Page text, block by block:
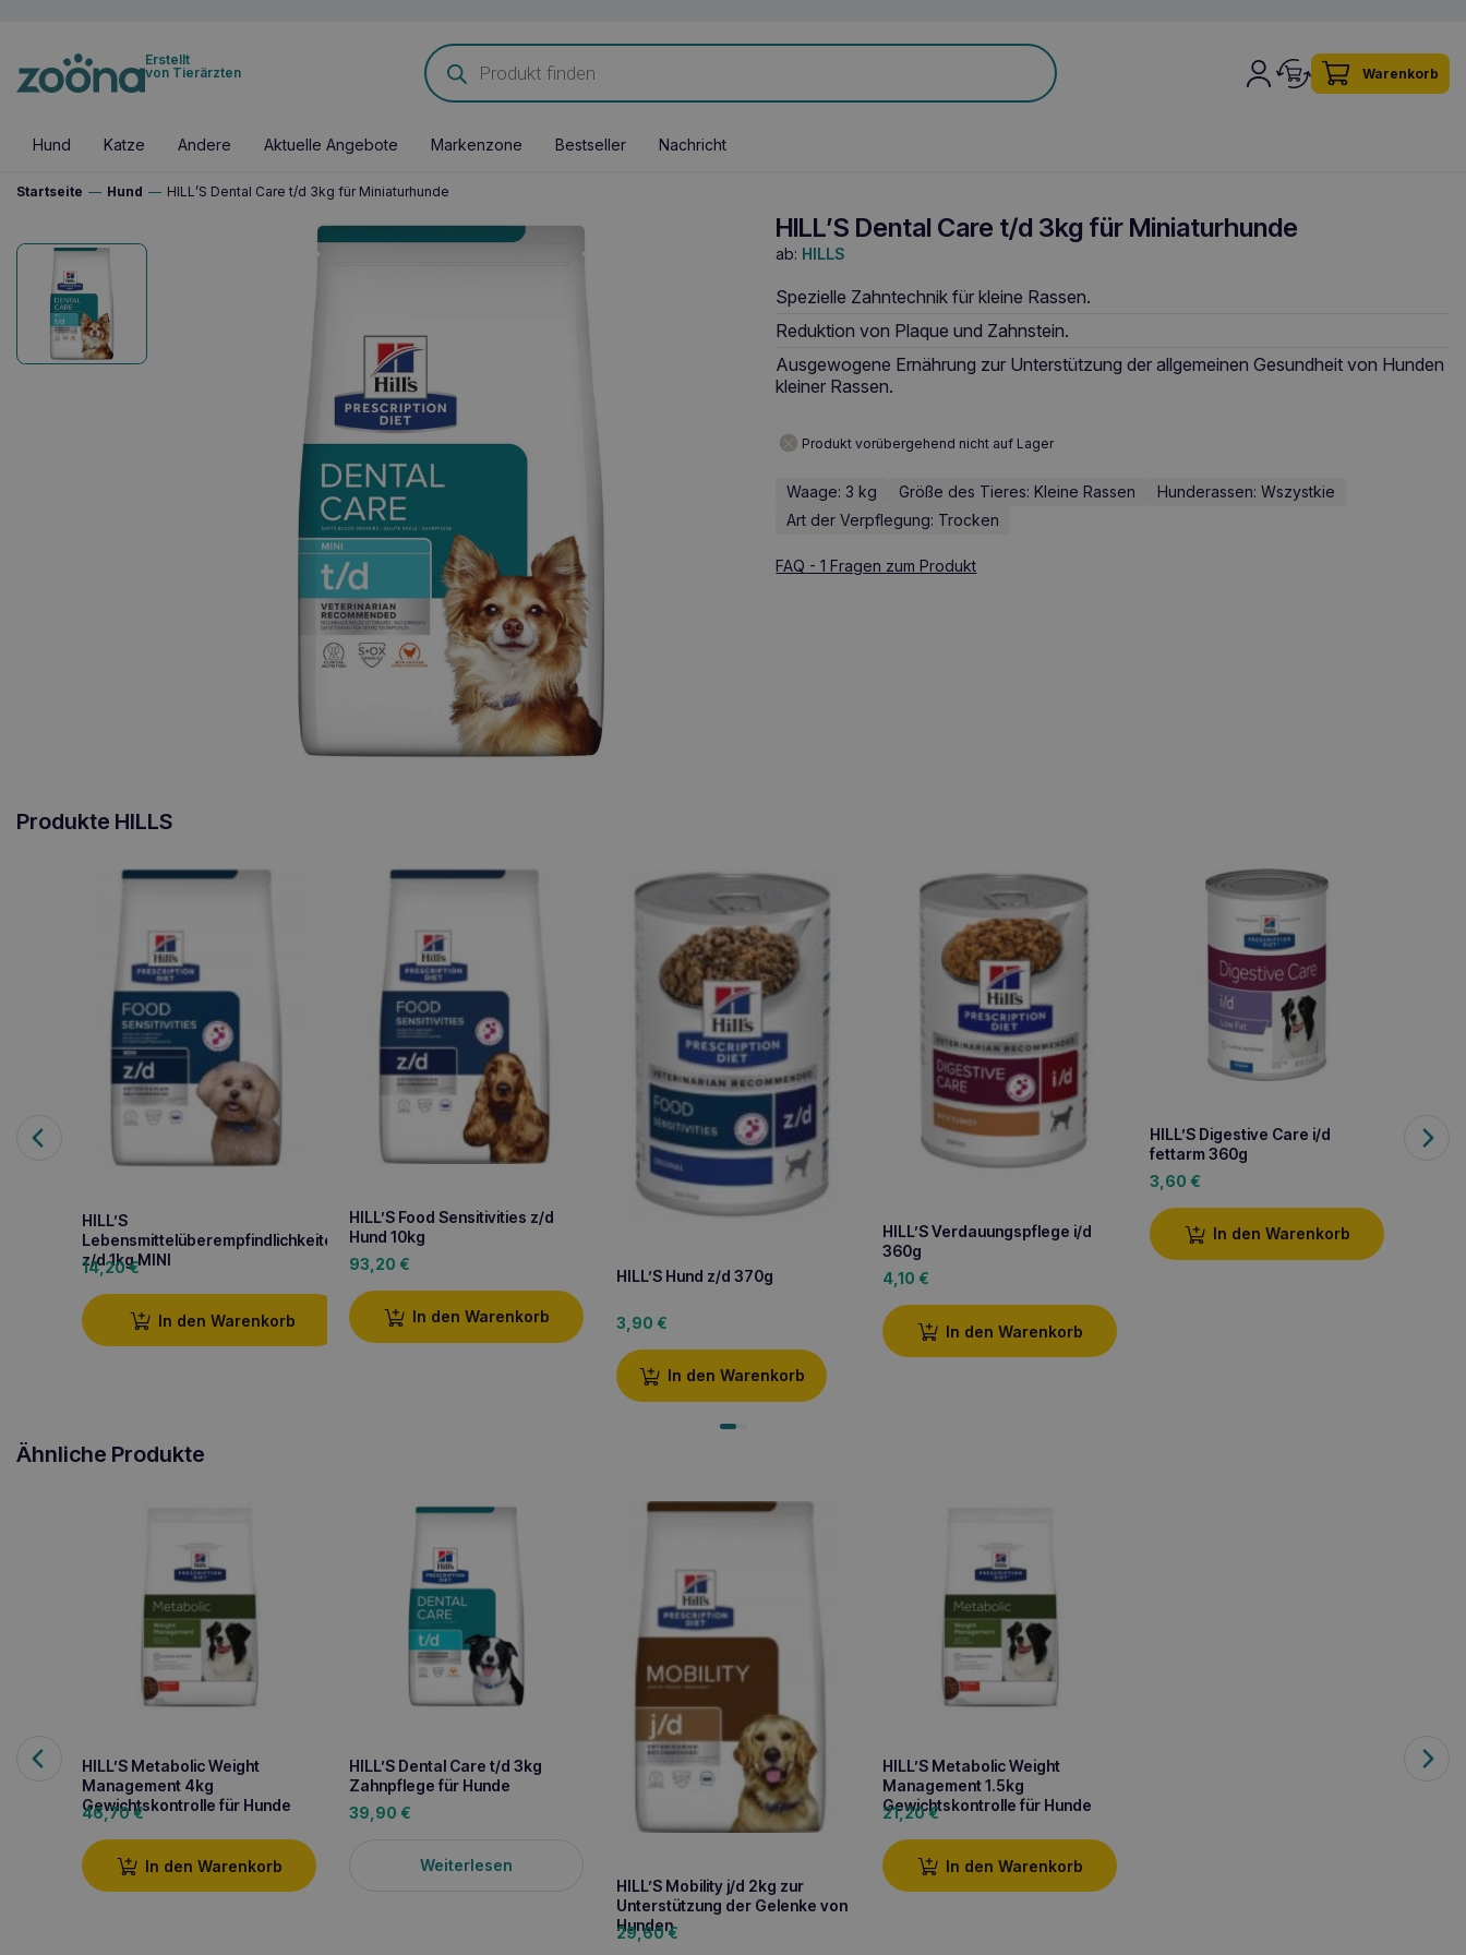
Erstellt
von Tierärzten
Products
search
Warenkorb
Hund Katze Andere Aktuelle Angebote Markenzone Bestseller Nachricht
Startseite — Hund — HILL’S Dental Care t/d 3kg für Miniaturhunde
HILL’S Dental Care t/d 3kg für Miniaturhunde
ab: HILLS
Spezielle Zahntechnik für kleine Rassen.
Reduktion von Plaque und Zahnstein.
Ausgewogene Ernährung zur Unterstützung der allgemeinen Gesundheit von Hunden
kleiner Rassen.
Produkt vorübergehend nicht auf Lager
Waage: 3 kg Größe des Tieres: Kleine Rassen
Hunderassen: Wszystkie
Art der Verpflegung: Trocken
FAQ - 1 Fragen zum Produkt
Produkte HILLS
HILL’S
Lebensmittelüberempfindlichkeiten
z/d 1kg MINI
14,20€
In den Warenkorb
HILL’S Food Sensitivities z/d
Hund 10kg
93,20 €
In den Warenkorb
HILL’S Hund z/d 370g
3,90 €
In den Warenkorb
HILL’S Verdauungspflege i/d
360g
4,10 €
In den Warenkorb
HILL’S Digestive Care i/d
fettarm 360g
3,60 €
In den Warenkorb
Ähnliche Produkte
HILL’S Metabolic Weight
Management 4kg
Gewichtskontrolle für Hunde
46,70€
In den Warenkorb
HILL’S Dental Care t/d 3kg
Zahnpflege für Hunde
39,90 €
Weiterlesen
HILL’S Mobility j/d 2kg zur
Unterstützung der Gelenke von
Hunden
29,60€
HILL’S Metabolic Weight
Management 1.5kg
Gewichtskontrolle für Hunde
21,20€
In den Warenkorb